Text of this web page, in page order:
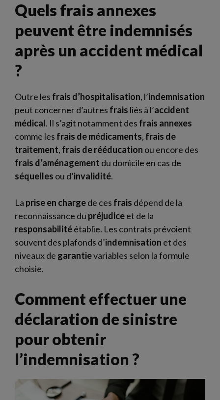
Quels frais annexes
peuvent être indemnisés
après un accident médical
?
Outre les frais d’hospitalisation, l’indemnisation
peut concerner d’autres frais liés à l’accident
médical. Il s’agit notamment des frais annexes
comme les frais de médicaments, frais de
traitement, frais de rééducation ou encore des
frais d’aménagement du domicile en cas de
séquelles ou d’invalidité.
La prise en chargede ces frais dépend de la
reconnaissance du préjudiceet de la
responsabilitéétablie. Les contrats prévoient
souvent des plafonds d’indemnisation et des
niveaux de garantievariables selon la formule
choisie.
Comment effectuer une
déclaration de sinistre
pour obtenir
l’indemnisation ?